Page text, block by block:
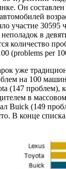
Он составлен
участие 30595
в
количество
(problems per
уже
на 100
(147 проблем),
в
Buick (149
В конце